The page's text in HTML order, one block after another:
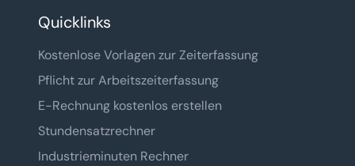
Quicklinks
Kostenlose Vorlagen zur Zeiterfassung
Pflicht zur Arbeitszeiterfassung
E-Rechnung kostenlos erstellen
Stundensatzrechner
Industrieminuten Rechner